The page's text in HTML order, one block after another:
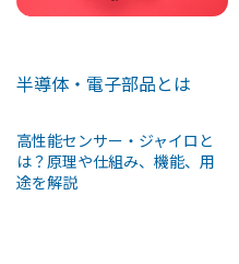
半導体・電子部品とは
高性能センサー・ジャイロと
は？原理や仕組み、機能、用
途を解説